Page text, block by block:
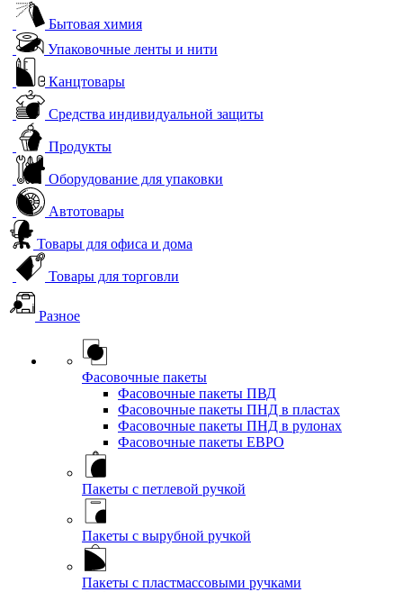
Бытовая химия
Упаковочные ленты и нити
Канцтовары
Средства индивидуальной защиты
Продукты
Оборудование для упаковки
Автотовары
Товары для офиса и дома
Товары для торговли
Разное
Фасовочные пакеты
Фасовочные пакеты ПВД
Фасовочные пакеты ПНД в пластах
Фасовочные пакеты ПНД в рулонах
Фасовочные пакеты ЕВРО
Пакеты с петлевой ручкой
Пакеты с вырубной ручкой
Пакеты с пластмассовыми ручками